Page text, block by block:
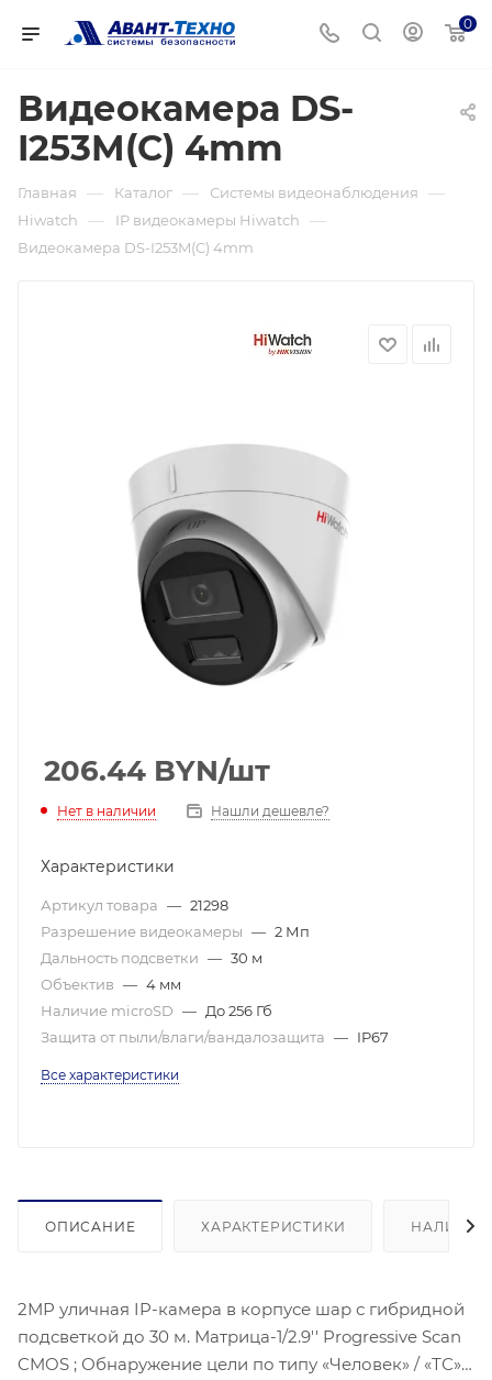
0
Видеокамера DS-
I253M(C) 4mm
Главная — Каталог — Системы видеонаблюдения —
Hiwatch — IP видеокамеры Hiwatch —
Видеокамера DS-I253M(C) 4mm
206.44 BYN/шт
Нет в наличии Нашли дешевле?
Характеристики
Артикул товара — 21298
Разрешение видеокамеры — 2 Мп
Дальность подсветки — 30 м
Объектив — 4 мм
Наличие microSD — До 256 Гб
Защита от пыли/влаги/вандалозащита — IP67
Все характеристики
ОПИСАНИЕ ХАРАКТЕРИСТИКИ НАЛИЧИЕ
2МР уличная IP-камера в корпусе шар с гибридной
подсветкой до 30 м. Матрица-1/2.9'' Progressive Scan
CMOS ; Обнаружение цели по типу «Человек» / «ТС»,